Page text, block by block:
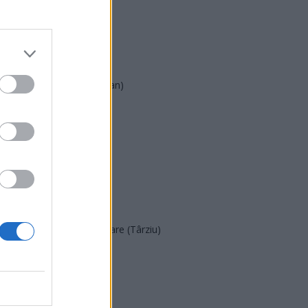
Forța Dreptei (L. Orban)
REPER
SOS (Șoșoacă)
POT (Gavrilă)
Acțiunea Conservatoare (Târziu)
PUSL (D. Voiculescu)